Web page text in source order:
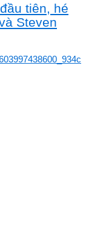
tiên, hé
Steven